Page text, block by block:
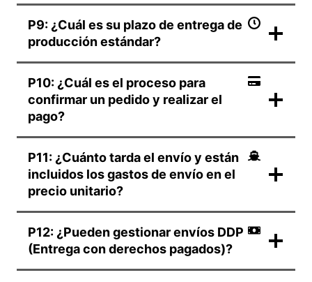
P9: ¿Cuál es su plazo de entrega de
producción estándar?
P10: ¿Cuál es el proceso para
confirmar un pedido y realizar el
pago?
P11: ¿Cuánto tarda el envío y están
incluidos los gastos de envío en el
precio unitario?
P12: ¿Pueden gestionar envíos DDP
(Entrega con derechos pagados)?